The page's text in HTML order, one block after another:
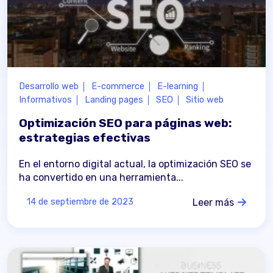
Desarrollo web E-commerce
E-learning
Informativos
Landing pages SEO Sitio web
Optimización SEO para páginas web:
estrategias efectivas
En el entorno digital actual, la optimización SEO se
ha convertido en una herramienta...
14 de septiembre de 2023 Leer más